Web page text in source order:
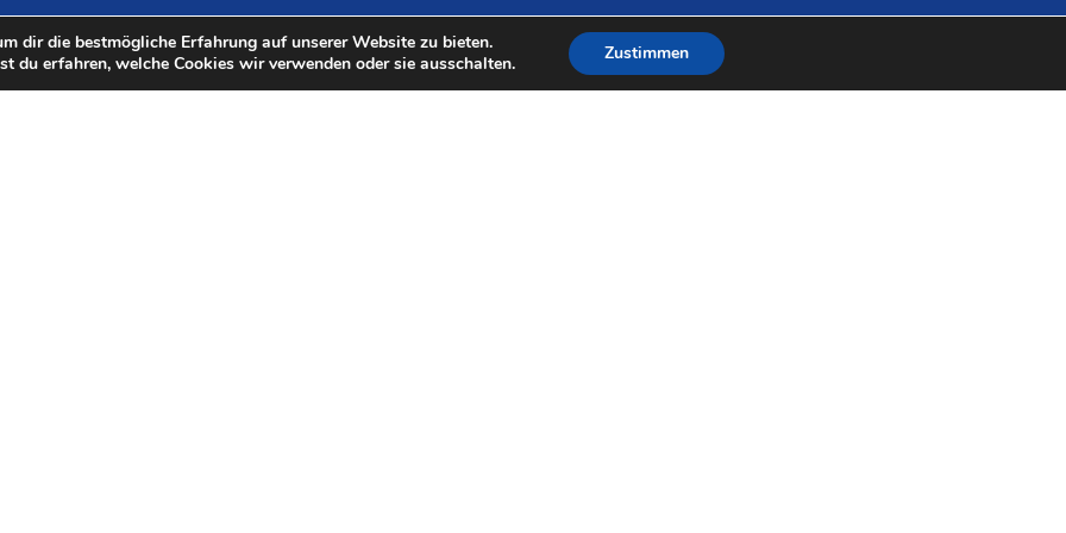
dir die bestmögliche Erfahrung auf unserer Website zu bieten.
du erfahren, welche Cookies wir verwenden oder sie ausschalten.
Zustimmen